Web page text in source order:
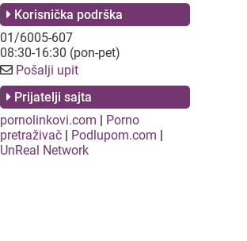
Korisnička podrška
01/6005-607
08:30-16:30 (pon-pet)
Pošalji upit
Prijatelji sajta
pornolinkovi.com | Porno
pretraživač | Podlupom.com |
UnReal Network